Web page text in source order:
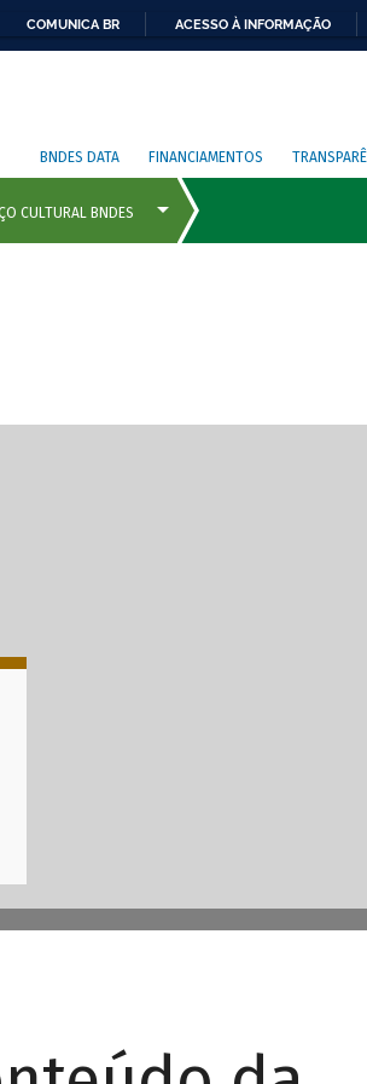
COMUNICA BR ACESSO À INFORMAÇÃO
BNDES DATA FINANCIAMENTOS